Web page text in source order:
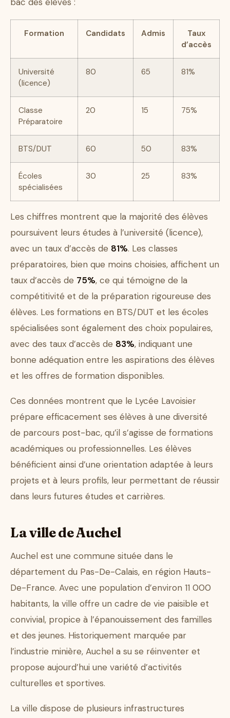
Formation Candidats Admis
Taux
d’accès
Université
(licence)
80 65 81%
Classe
Préparatoire
20 15 75%
BTS/DUT 60 50 83%
Écoles
spécialisées
30 25 83%
Les chiffres montrent que la majorité des élèves
poursuivent leurs études à l’université (licence),
avec un taux d’accès de 81%. Les classes
préparatoires, bien que moins choisies, affichent un
taux d’accès de 75%, ce qui témoigne de la
compétitivité et de la préparation rigoureuse des
élèves. Les formations en BTS/DUT et les écoles
spécialisées sont également des choix populaires,
avec des taux d’accès de 83%, indiquant une
bonne adéquation entre les aspirations des élèves
et les offres de formation disponibles.
Ces données montrent que le Lycée Lavoisier
prépare efficacement ses élèves à une diversité
de parcours post-bac, qu’il s’agisse de formations
académiques ou professionnelles. Les élèves
bénéficient ainsi d’une orientation adaptée à leurs
projets et à leurs profils, leur permettant de réussir
dans leurs futures études et carrières.
La ville de Auchel
Auchel est une commune située dans le
département du Pas-De-Calais, en région Hauts-
De-France. Avec une population d’environ 11 000
habitants, la ville offre un cadre de vie paisible et
convivial, propice à l’épanouissement des familles
et des jeunes. Historiquement marquée par
l’industrie minière, Auchel a su se réinventer et
propose aujourd’hui une variété d’activités
culturelles et sportives.
La ville dispose de plusieurs infrastructures